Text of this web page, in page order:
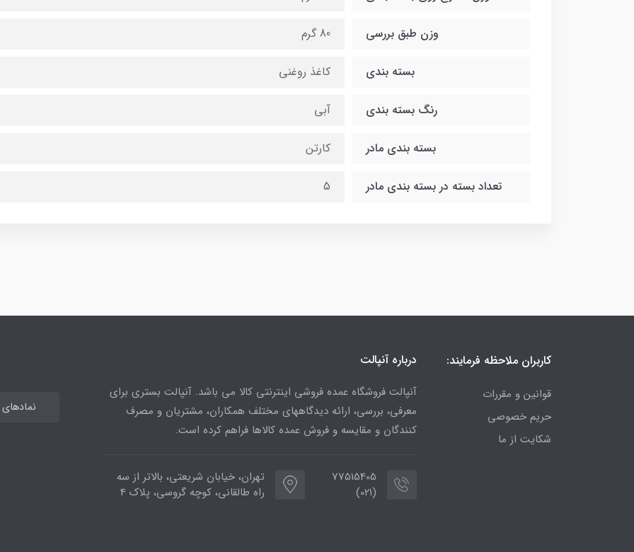
وزن طبق بررسی 80 گرم
بسته بندی کاغذ روغنی
رنگ بسته بندی آبی
بسته بندی مادر کارتن
تعداد بسته در بسته بندی مادر 5
کاربران ملاحظه فرمایند:
قوانین و مقررات
حریم خصوصی
شکایت از ما
درباره آنپالت
آنپالت فروشگاه عمده فروشی اینترنتی کالا می باشد. آنپالت بستری برای
معرفی، بررسی، ارائه دیدگاههای مختلف همکاران، مشتریان و مصرف
کنندگان و مقایسه و فروش عمده کالاها فراهم کرده است.
77515405
(021)
تهران، خیابان شریعتی، بالاتر از سه
راه طالقانی، کوچه گروسی، پلاک 4
نمادهای